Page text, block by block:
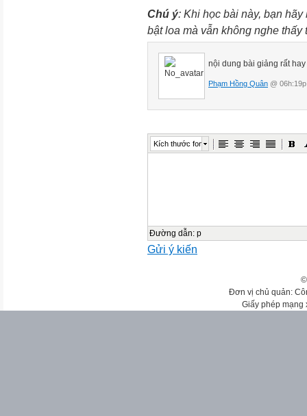
Chú ý: Khi học bài này, bạn
bật loa mà vẫn không nghe
nội dung bài giảng rất
Phạm Hồng Quân @
Kích thước font
Đường dẫn: p
Gửi ý kiến
Đơn vị chủ quản:
Giấy phép mạng